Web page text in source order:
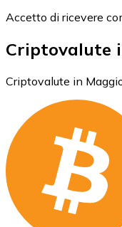
Accetto di ricevere
Criptovalute
Criptovalute in